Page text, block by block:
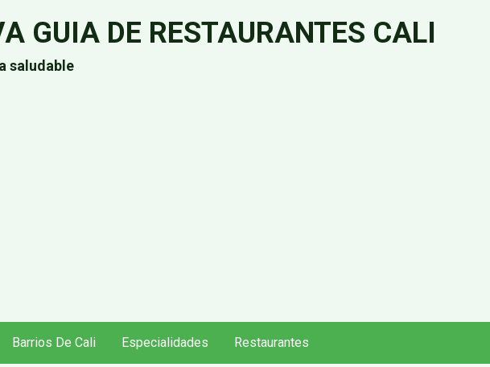
GUIA DE RESTAURANTES CALI
saludable
Barrios De Cali Especialidades Restaurantes